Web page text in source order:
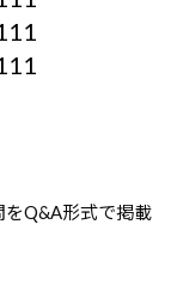
をQ&A形式で掲載